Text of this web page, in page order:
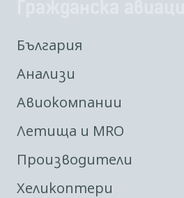
България
Анализи
Авиокомпании
Летища и MRO
Производители
Хеликоптери